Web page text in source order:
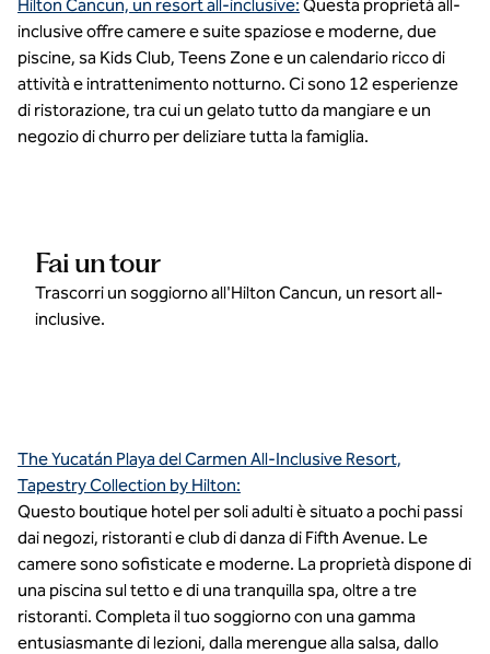
Hilton Cancun, un resort all-inclusive: Questa proprietà all-
inclusive offre camere e suite spaziose e moderne, due
piscine, sa Kids Club, Teens Zone e un calendario ricco di
attività e intrattenimento notturno. Ci sono 12 esperienze
di ristorazione, tra cui un gelato tutto da mangiare e un
negozio di churro per deliziare tutta la famiglia.
Fai un tour
Trascorri un soggiorno all'Hilton Cancun, un resort all-
inclusive.
The Yucatán Playa del Carmen All-Inclusive Resort,
Tapestry Collection by Hilton:
Questo boutique hotel per soli adulti è situato a pochi passi
dai negozi, ristoranti e club di danza di Fifth Avenue. Le
camere sono sofisticate e moderne. La proprietà dispone di
una piscina sul tetto e di una tranquilla spa, oltre a tre
ristoranti. Completa il tuo soggiorno con una gamma
entusiasmante di lezioni, dalla merengue alla salsa, dallo